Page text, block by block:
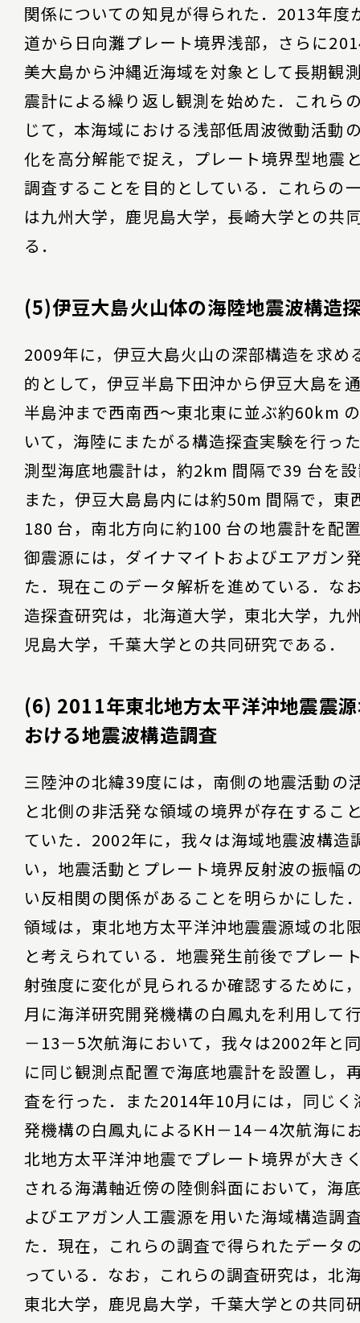
関係についての知見が得られた．2013年度
道から日向灘プレート境界浅部，さらに
美大島から沖縄近海域を対象として長期観
震計による繰り返し観測を始めた．これら
じて，本海域における浅部低周波微動活動
化を高分解能で捉え，プレート境界型地震
調査することを目的としている．これらの
は九州大学，鹿児島大学，長崎大学との共
る．
(5)伊豆大島火山体の海陸地震波構造
2009年に，伊豆大島火山の深部構造を求め
的として，伊豆半島下田沖から伊豆大島を
半島沖まで西南西～東北東に並ぶ約60km
いて，海陸にまたがる構造探査実験を行っ
測型海底地震計は，約2km 間隔で39 台を
また，伊豆大島島内には約50m 間隔で，東
180 台，南北方向に約100 台の地震計を配
御震源には，ダイナマイトおよびエアガン
た．現在このデータ解析を進めている．な
造探査研究は，北海道大学，東北大学，九
児島大学，千葉大学との共同研究である．
(6) 2011年東北地方太平洋沖地震震
おける地震波構造調査
三陸沖の北緯39度には，南側の地震活動の
と北側の非活発な領域の境界が存在するこ
ていた．2002年に，我々は海域地震波構造
い，地震活動とプレート境界反射波の振幅
い反相関の関係があることを明らかにした
領域は，東北地方太平洋沖地震震源域の北
と考えられている．地震発生前後でプレー
射強度に変化が見られるか確認するために
月に海洋研究開発機構の白鳳丸を利用して
－13－5次航海において，我々は2002年と
に同じ観測点配置で海底地震計を設置し，
査を行った．また2014年10月には，同じく
発機構の白鳳丸によるKH－14－4次航海に
北地方太平洋沖地震でプレート境界が大き
される海溝軸近傍の陸側斜面において，海
よびエアガン人工震源を用いた海域構造調
た．現在，これらの調査で得られたデータ
っている．なお，これらの調査研究は，北
東北大学，鹿児島大学，千葉大学との共同